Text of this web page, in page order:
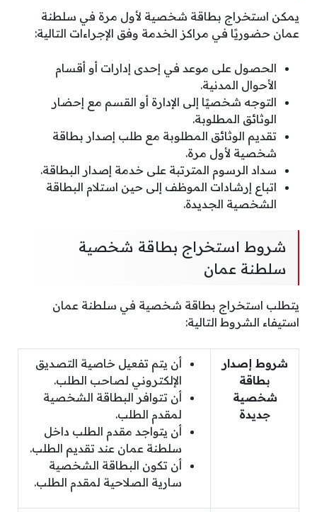
يمكن استخراج بطاقة شخصية لأول مرة في سلطنة
عمان حضوريًا في مراكز الخدمة وفق الإجراءات التالية:
الحصول على موعد في إحدى إدارات أو أقسام
الأحوال المدنية.
التوجه شخصيًا إلى الإدارة أو القسم مع إحضار
الوثائق المطلوبة.
تقديم الوثائق المطلوبة مع طلب إصدار بطاقة
شخصية لأول مرة.
سداد الرسوم المترتبة على خدمة إصدار البطاقة.
اتباع إرشادات الموظف إلى حين استلام البطاقة
الشخصية الجديدة.
شروط استخراج بطاقة شخصية
سلطنة عمان
يتطلب استخراج بطاقة شخصية في سلطنة عمان
استيفاء الشروط التالية:
شروط إصدار
بطاقة
شخصية
جديدة
أن يتم تفعيل خاصية التصديق
الإلكتروني لصاحب الطلب.
أن تتوافر البطاقة الشخصية
لمقدم الطلب.
أن يتواجد مقدم الطلب داخل
سلطنة عمان عند تقديم الطلب.
أن تكون البطاقة الشخصية
سارية الصلاحية لمقدم الطلب.